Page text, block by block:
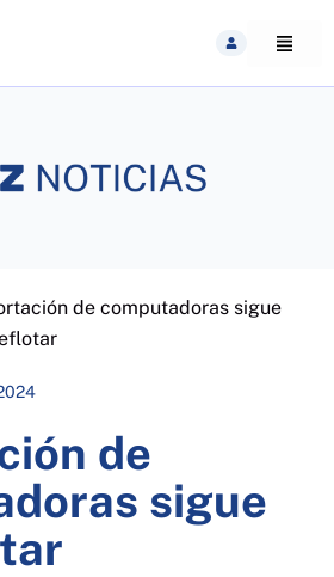
de computadoras sigue
de
sigue